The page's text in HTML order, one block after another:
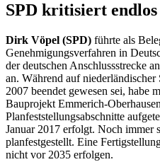
SPD kritisiert
Dirk Vöpel (SPD) führte als
Genehmigungsverfahren in
der deutschen Anschlussstrecke
an. Während auf niederländischer
2007 beendet gewesen sei, habe
Bauprojekt Emmerich-
Planfeststellungsabschnitte
Januar 2017 erfolgt. Noch immer
planfestgestellt. Eine
nicht vor 2035 erfolgen.